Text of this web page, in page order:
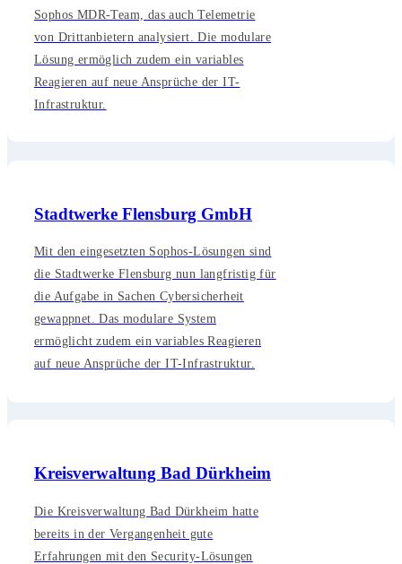
Sophos MDR-Team, das auch Telemetrie
von Drittanbietern analysiert. Die modulare
Lösung ermöglich zudem ein variables
Reagieren auf neue Ansprüche der IT-
Infrastruktur.
Stadtwerke Flensburg GmbH
Mit den eingesetzten Sophos-Lösungen sind
die Stadtwerke Flensburg nun langfristig für
die Aufgabe in Sachen Cybersicherheit
gewappnet. Das modulare System
ermöglicht zudem ein variables Reagieren
auf neue Ansprüche der IT-Infrastruktur.
Kreisverwaltung Bad Dürkheim
Die Kreisverwaltung Bad Dürkheim hatte
bereits in der Vergangenheit gute
Erfahrungen mit den Security-Lösungen